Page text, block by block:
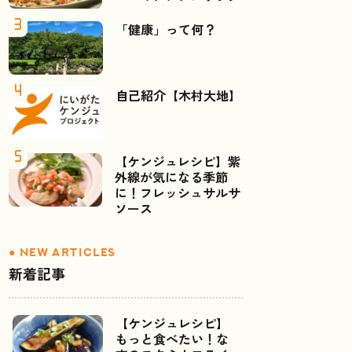
「健康」って何？
自己紹介【木村大地】
【ケンジュレシピ】紫
外線が気になる季節
に！フレッシュサルサ
ソース
新着記事
【ケンジュレシピ】
もっと食べたい！な